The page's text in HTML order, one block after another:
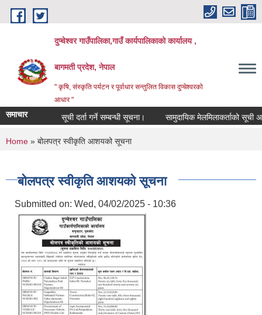
Skip to main content
दुप्चेश्वर गाउँपालिका,गाउँ कार्यपालिकाको कार्यालय ,
बागमती प्रदेश, नेपाल
" कृषि, संस्कृति पर्यटन र पूर्वाधार सन्तुलित विकास दुप्चेश्वरको
आधार "
समाचार सूची दर्ता गर्ने सम्बन्धी सूचना। सामुदायिक मेलमिलाकर्ताको सूची
You are here
Home » बोलपत्र स्वीकृति आशयको सूचना
बोलपत्र स्वीकृति आशयको सूचना
Submitted on: Wed, 04/02/2025 - 10:36